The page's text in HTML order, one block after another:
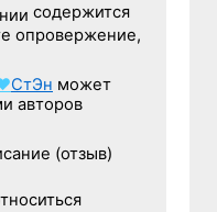
содержится
опровержение,
СтЭн может
авторов
(отзыв)